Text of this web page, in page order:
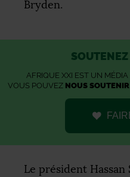
Bryden.
AFRIQUE XXI EST UN MÉDIA
VOUS POUVEZ NOUS SOUTENIR
Le président